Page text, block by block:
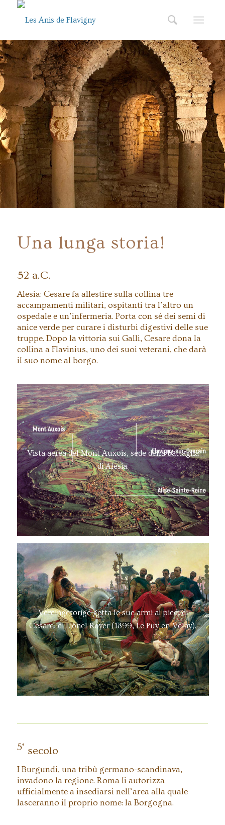
Una lunga storia!
52 a.C.
Alesia: Cesare fa allestire sulla collina tre
accampamenti militari, ospitanti tra l’altro un
ospedale e un’infermeria. Porta con sé dei semi di
anice verde per curare i disturbi digestivi delle sue
truppe. Dopo la vittoria sui Galli, Cesare dona la
collina a Flavinius, uno dei suoi veterani, che darà
il suo nome al borgo.
Vista aerea del Mont Auxois, sede della battaglia
di Alesia.
Vercingetorige getta le sue armi ai piedi di
Cesare, di Lionel Royer (1899, Le Puy-en-Velay).
5° secolo
I Burgundi, una tribù germano-scandinava,
invadono la regione. Roma li autorizza
ufficialmente a insediarsi nell’area alla quale
lasceranno il proprio nome: la Borgogna.